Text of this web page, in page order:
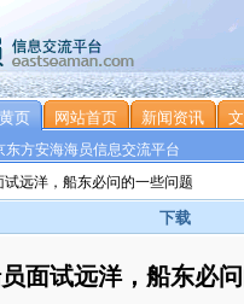
页 网站首页 新闻资讯
东方安海海员信息交流平台
试远洋，船东必问的一些问题
下载
面试远洋，船东必